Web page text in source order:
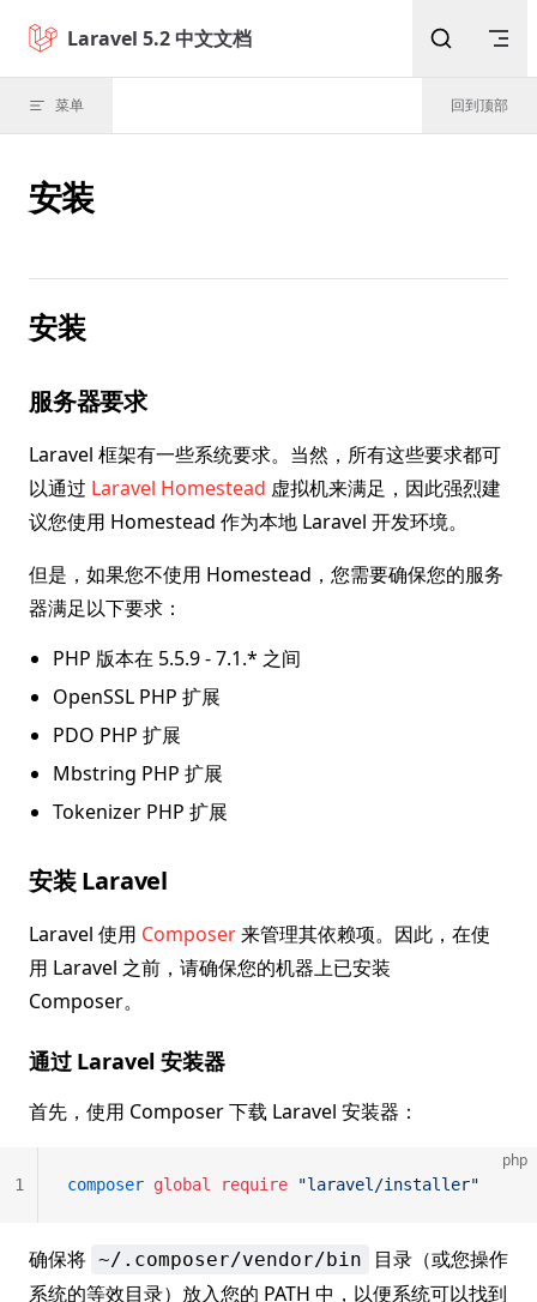
Skip to content
Laravel 5.2 中文文档
菜单 回到顶部
安装
安装
服务器要求
Laravel 框架有一些系统要求。当然，所有这些要求都可
以通过 Laravel Homestead 虚拟机来满足，因此强烈建
议您使用 Homestead 作为本地 Laravel 开发环境。
但是，如果您不使用 Homestead，您需要确保您的服务
器满足以下要求：
PHP 版本在 5.5.9 - 7.1.* 之间
OpenSSL PHP 扩展
PDO PHP 扩展
Mbstring PHP 扩展
Tokenizer PHP 扩展
安装 Laravel
Laravel 使用 Composer来管理其依赖项。因此，在使
用 Laravel 之前，请确保您的机器上已安装
Composer。
通过 Laravel 安装器
首先，使用 Composer 下载 Laravel 安装器：
php
composer global require "laravel/installer"
1
确保将 ~/.composer/vendor/bin
目录（或您操作
系统的等效目录）放入您的 PATH 中，以便系统可以找到